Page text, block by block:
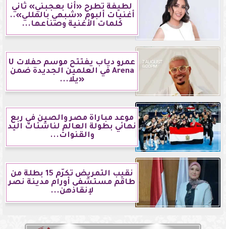
لطيفة تطرح «أنا بعجبني» ثاني
أغنيات ألبوم «شبهي بالمللي»..
كلمات الأغنية وصناعها...
عمرو دياب يفتتح موسم حفلات U
Arena في العلمين الجديدة ضمن
«يلا...
موعد مباراة مصر والصين في ربع
نهائي بطولة العالم لناشئات اليد
والقنوات...
نقيب التمريض تكرّم 15 بطلة من
طاقم مستشفى أورام مدينة نصر
لإنقاذهن...